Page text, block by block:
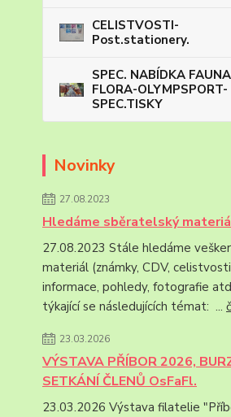
CELISTVOSTI-
Post.stationery.
SPEC. NABÍDKA
FLORA-OLYMPSPORT-
SPEC.TISKY
Novinky
27.08.2023
Hledáme sběratelský
27.08.2023 Stále hledáme
materiál (známky, CDV,
informace, pohledy, fotografie
týkající se následujících témat: ...
23.03.2026
VÝSTAVA PŘÍBOR 2026,
SETKÁNÍ ČLENŮ OsFaFl.
23.03.2026 Výstava filatelie